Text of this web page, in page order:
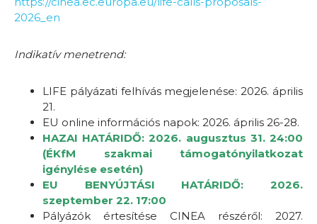
2026_en
Indikatív menetrend:
LIFE pályázati felhívás megjelenése: 2026. április
21.
EU online információs napok: 2026. április 26-28.
HAZAI HATÁRIDŐ: 2026. augusztus 31. 24:00
(ÉKfM szakmai támogatónyilatkozat
igénylése esetén)
EU BENYÚJTÁSI HATÁRIDŐ: 2026.
szeptember 22. 17:00
Pályázók értesítése CINEA részéről: 2027.